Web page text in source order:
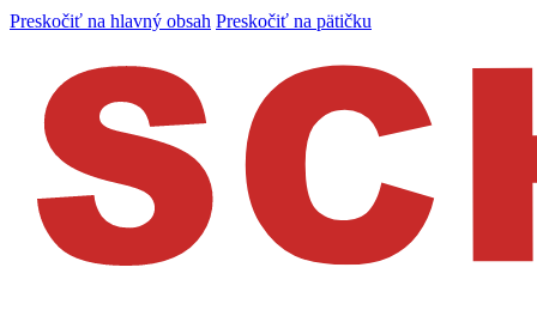
Preskočiť na hlavný obsah Preskočiť na pätičku